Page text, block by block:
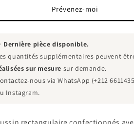
traditionnel
60x29cm
décoratif
traditionnel
60x29cm
Prévenez-moi
Dernière pièce disponible.
quantités supplémentaires peuvent
sur mesure sur demande.
nous via WhatsApp (+212
Instagram.